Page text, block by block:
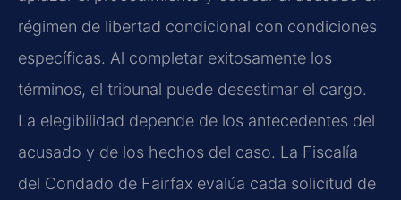
régimen de libertad condicional con condiciones
específicas. Al completar exitosamente los
términos, el tribunal puede desestimar el cargo.
La elegibilidad depende de los antecedentes del
acusado y de los hechos del caso. La Fiscalía
del Condado de Fairfax evalúa cada solicitud de